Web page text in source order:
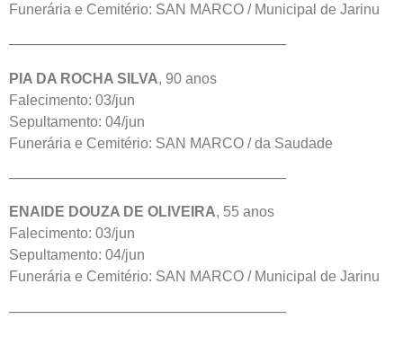
Funerária e Cemitério: SAN MARCO / Municipal de Jarinu
────────────────────────────
PIA DA ROCHA SILVA, 90 anos
Falecimento: 03/jun
Sepultamento: 04/jun
Funerária e Cemitério: SAN MARCO / da Saudade
────────────────────────────
ENAIDE DOUZA DE OLIVEIRA, 55 anos
Falecimento: 03/jun
Sepultamento: 04/jun
Funerária e Cemitério: SAN MARCO / Municipal de Jarinu
────────────────────────────